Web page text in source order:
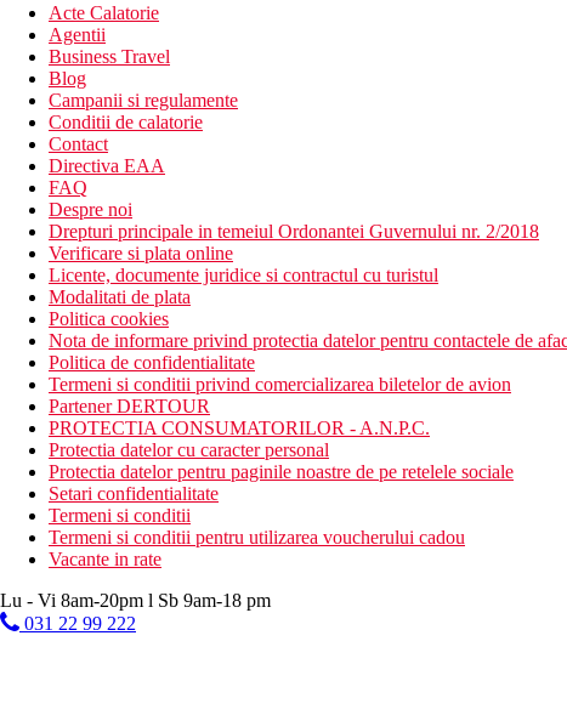
Acte Calatorie
Agentii
Business Travel
Blog
Campanii si regulamente
Conditii de calatorie
Contact
Directiva EAA
FAQ
Despre noi
Drepturi principale in temeiul Ordonantei Guvernului nr. 2/2018
Verificare si plata online
Licente, documente juridice si contractul cu turistul
Modalitati de plata
Politica cookies
Nota de informare privind protectia datelor pentru contactele de
Politica de confidentialitate
Termeni si conditii privind comercializarea biletelor de avion
Partener DERTOUR
PROTECTIA CONSUMATORILOR - A.N.P.C.
Protectia datelor cu caracter personal
Protectia datelor pentru paginile noastre de pe retelele sociale
Setari confidentialitate
Termeni si conditii
Termeni si conditii pentru utilizarea voucherului cadou
Vacante in rate
Lu - Vi 8am-20pm l Sb 9am-18 pm
031 22 99 222